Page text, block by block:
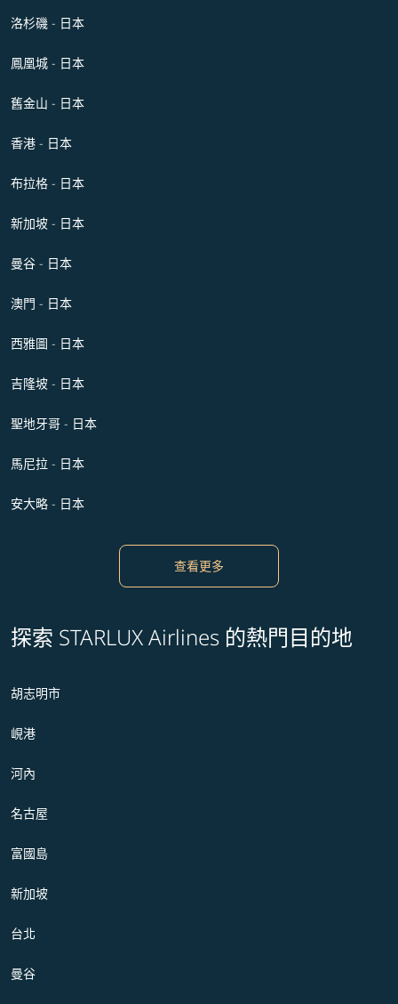
洛杉磯 - 日本
鳳凰城 - 日本
舊金山 - 日本
香港 - 日本
布拉格 - 日本
新加坡 - 日本
曼谷 - 日本
澳門 - 日本
西雅圖 - 日本
吉隆坡 - 日本
聖地牙哥 - 日本
馬尼拉 - 日本
安大略 - 日本
查看更多
探索 STARLUX Airlines 的熱門目的地
胡志明市
峴港
河內
名古屋
富國島
新加坡
台北
曼谷